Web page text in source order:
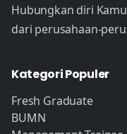
Hubungkan diri
dari perusahaan-
Kategori Populer
Fresh Graduate
BUMN